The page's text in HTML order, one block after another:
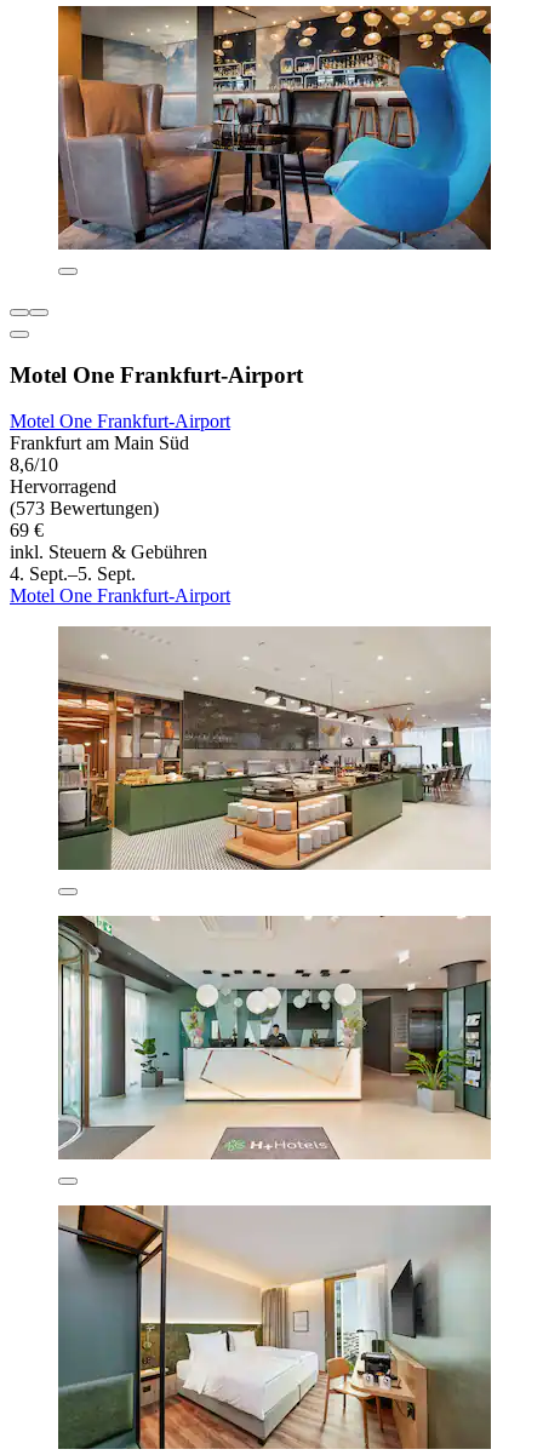
Motel One Frankfurt-Airport
Motel One Frankfurt-Airport
Frankfurt am Main Süd
8,6/10
Hervorragend
(573 Bewertungen)
69 €
inkl. Steuern & Gebühren
4. Sept.–5. Sept.
Motel One Frankfurt-Airport